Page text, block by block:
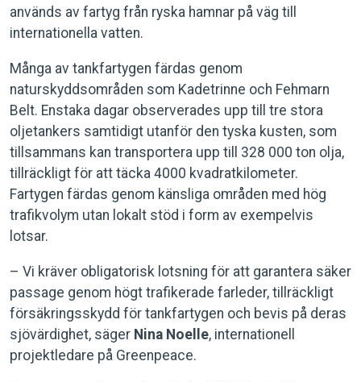
används av fartyg från ryska hamnar på väg till
internationella vatten.
Många av tankfartygen färdas genom
naturskyddsområden som Kadetrinne och Fehmarn
Belt. Enstaka dagar observerades upp till tre stora
oljetankers samtidigt utanför den tyska kusten, som
tillsammans kan transportera upp till 328 000 ton olja,
tillräckligt för att täcka 4000 kvadratkilometer.
Fartygen färdas genom känsliga områden med hög
trafikvolym utan lokalt stöd i form av exempelvis
lotsar.
– Vi kräver obligatorisk lotsning för att garantera säker
passage genom högt trafikerade farleder, tillräckligt
försäkringsskydd för tankfartygen och bevis på deras
sjövärdighet, säger Nina Noelle, internationell
projektledare på Greenpeace.